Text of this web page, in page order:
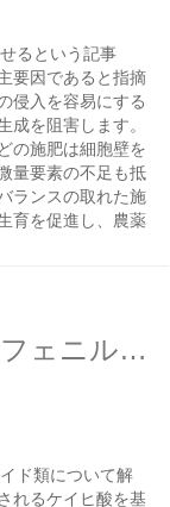
るという記事
要因であると指摘
侵入を容易にする
成を阻害します。
の施肥は細胞壁を
量要素の不足も抵
ランスの取れた施
育を促進し、農薬
ポリフェノールとは何か？フェニルプロパノイド類
ド類について解
れるケイヒ酸を基